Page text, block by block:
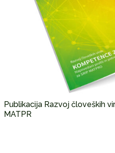
Publikacija Razvoj človeških
MATPR